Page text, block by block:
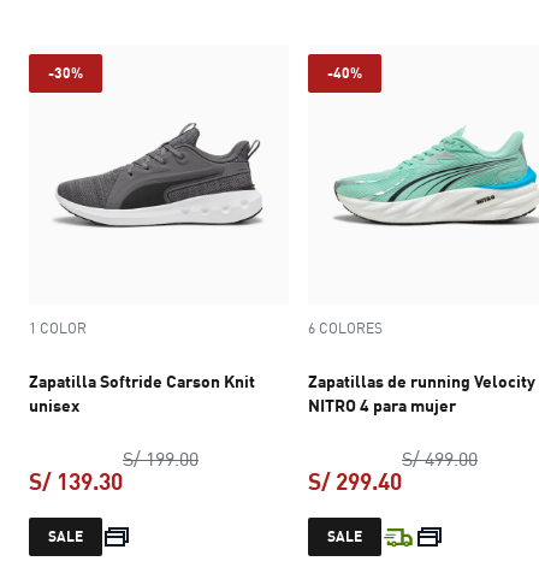
-30%
1 COLOR
Zapatilla Softride Carson Knit
unisex
S/ 199.00precio original S/ 199.00
S/ 139.30
precio actual S/ 139.30
SALE
-40%
6 COLORES
Zapatillas de running Velocity
NITRO 4 para mujer
S/ 499.00precio
S/ 299.40
precio actual
SALE